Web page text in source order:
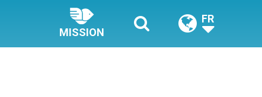
MISSION
FR